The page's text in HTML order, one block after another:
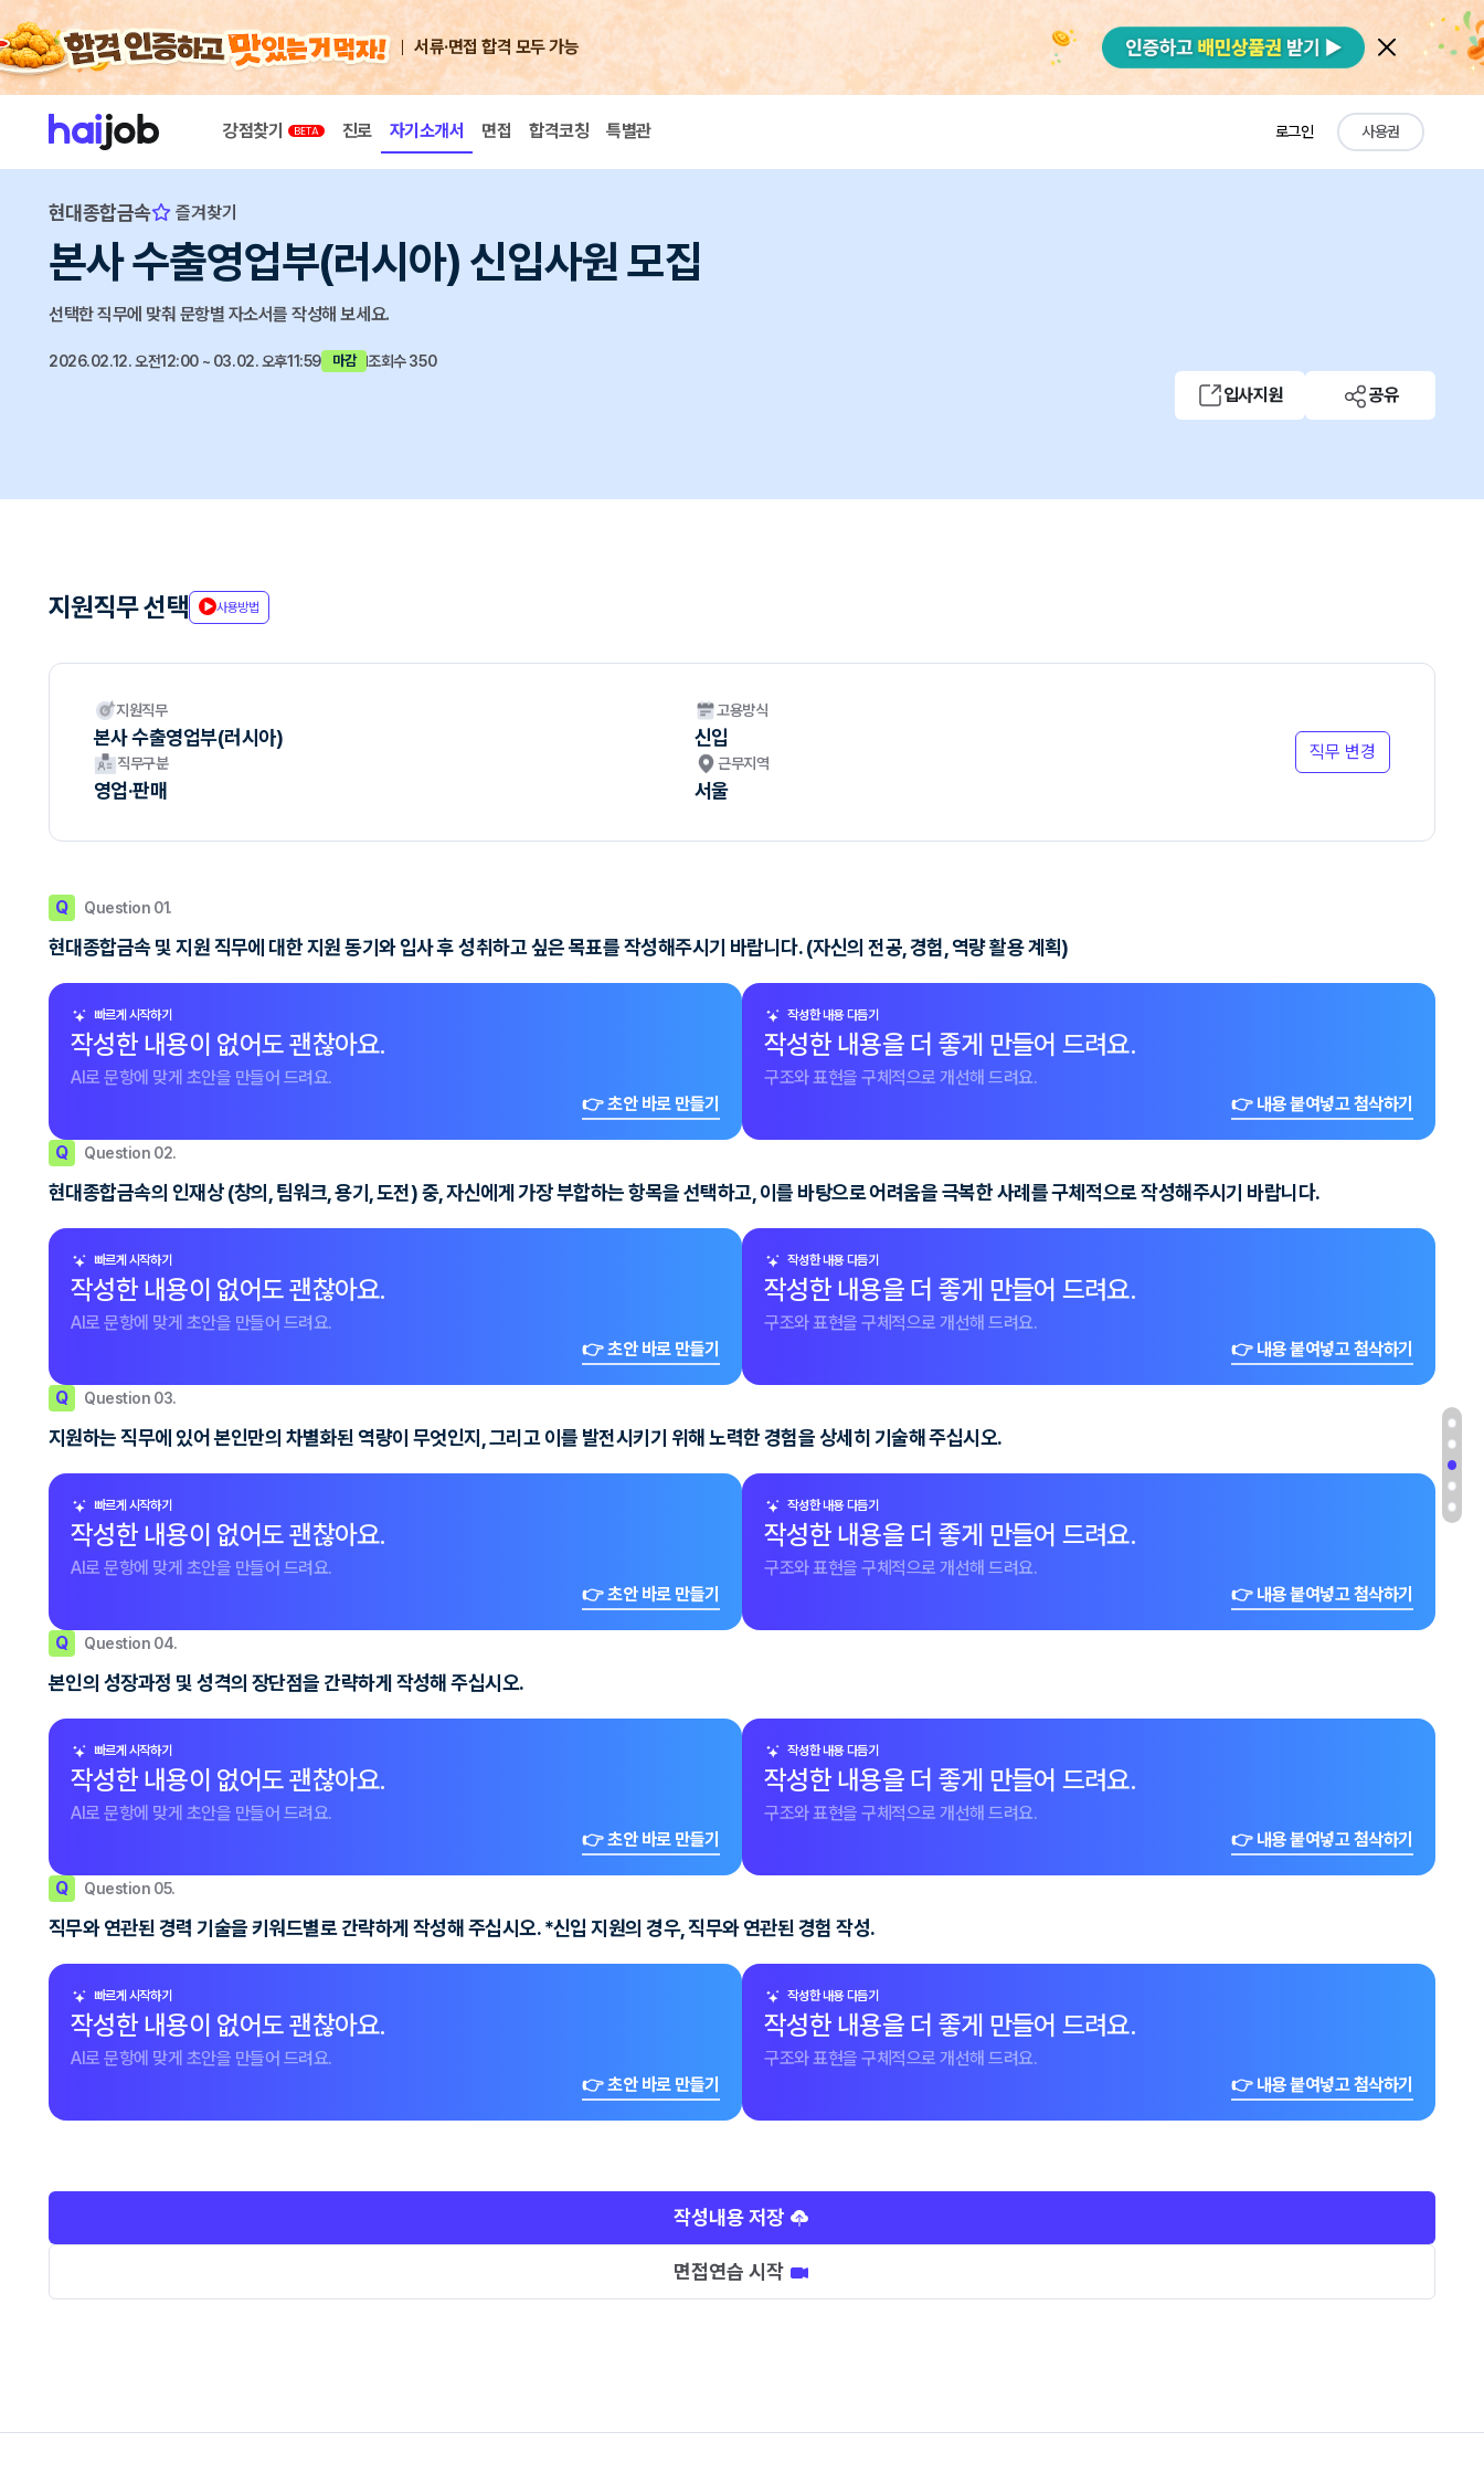
서류·면접 합격 모두 가능
강점찾기 진로 자기소개서 면접 합격코칭 특별관 로그인 사용권
현대종합금속 즐겨찾기
본사 수출영업부(러시아) 신입사원 모집
선택한 직무에 맞춰 문항별 자소서를 작성해 보세요.
2026.02.12. 오전12:00 ~ 03.02. 오후11:59 마감 조회수 350
입사지원 공유
지원직무 선택 사용방법
지원직무
본사 수출영업부(러시아)
고용방식
신입
직무구분
영업·판매
근무지역
서울
직무 변경
Q Question 01.
현대종합금속 및 지원 직무에 대한 지원 동기와 입사 후 성취하고 싶은 목표를 작성해주시기 바랍니다. (자신의 전공, 경험, 역량 활용 계획)
빠르게 시작하기
작성한 내용이 없어도 괜찮아요.
AI로 문항에 맞게 초안을 만들어 드려요.
👉 초안 바로 만들기
작성한 내용 다듬기
작성한 내용을 더 좋게 만들어 드려요.
구조와 표현을 구체적으로 개선해 드려요.
👉 내용 붙여넣고 첨삭하기
Q Question 02.
현대종합금속의 인재상 (창의, 팀워크, 용기, 도전) 중, 자신에게 가장 부합하는 항목을 선택하고, 이를 바탕으로 어려움을 극복한 사례를 구체적으로 작성해주시기 바랍니다.
빠르게 시작하기
작성한 내용이 없어도 괜찮아요.
AI로 문항에 맞게 초안을 만들어 드려요.
👉 초안 바로 만들기
작성한 내용 다듬기
작성한 내용을 더 좋게 만들어 드려요.
구조와 표현을 구체적으로 개선해 드려요.
👉 내용 붙여넣고 첨삭하기
Q Question 03.
지원하는 직무에 있어 본인만의 차별화된 역량이 무엇인지, 그리고 이를 발전시키기 위해 노력한 경험을 상세히 기술해 주십시오.
빠르게 시작하기
작성한 내용이 없어도 괜찮아요.
AI로 문항에 맞게 초안을 만들어 드려요.
👉 초안 바로 만들기
작성한 내용 다듬기
작성한 내용을 더 좋게 만들어 드려요.
구조와 표현을 구체적으로 개선해 드려요.
👉 내용 붙여넣고 첨삭하기
Q Question 04.
본인의 성장과정 및 성격의 장단점을 간략하게 작성해 주십시오.
빠르게 시작하기
작성한 내용이 없어도 괜찮아요.
AI로 문항에 맞게 초안을 만들어 드려요.
👉 초안 바로 만들기
작성한 내용 다듬기
작성한 내용을 더 좋게 만들어 드려요.
구조와 표현을 구체적으로 개선해 드려요.
👉 내용 붙여넣고 첨삭하기
Q Question 05.
직무와 연관된 경력 기술을 키워드별로 간략하게 작성해 주십시오. *신입 지원의 경우, 직무와 연관된 경험 작성.
빠르게 시작하기
작성한 내용이 없어도 괜찮아요.
AI로 문항에 맞게 초안을 만들어 드려요.
👉 초안 바로 만들기
작성한 내용 다듬기
작성한 내용을 더 좋게 만들어 드려요.
구조와 표현을 구체적으로 개선해 드려요.
👉 내용 붙여넣고 첨삭하기
작성내용 저장
면접연습 시작